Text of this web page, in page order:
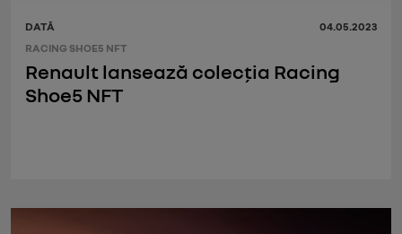
DATĂ
04.05.2023
RACING SHOE5 NFT
Renault lansează colecția Racing
Shoe5 NFT